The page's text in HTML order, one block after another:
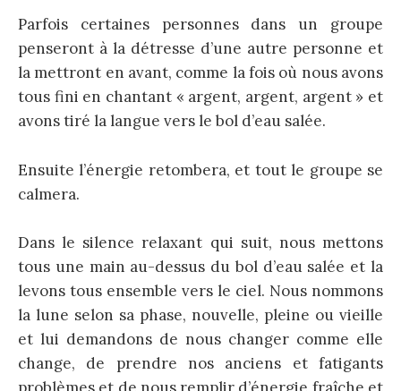
Parfois certaines personnes dans un groupe
penseront à la détresse d’une autre personne et
la mettront en avant, comme la fois où nous avons
tous fini en chantant « argent, argent, argent » et
avons tiré la langue vers le bol d’eau salée.
Ensuite l’énergie retombera, et tout le groupe se
calmera.
Dans le silence relaxant qui suit, nous mettons
tous une main au-dessus du bol d’eau salée et la
levons tous ensemble vers le ciel. Nous nommons
la lune selon sa phase, nouvelle, pleine ou vieille
et lui demandons de nous changer comme elle
change, de prendre nos anciens et fatigants